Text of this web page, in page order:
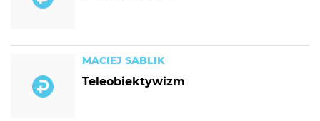
MACIEJ SABLIK
Teleobiektywizm